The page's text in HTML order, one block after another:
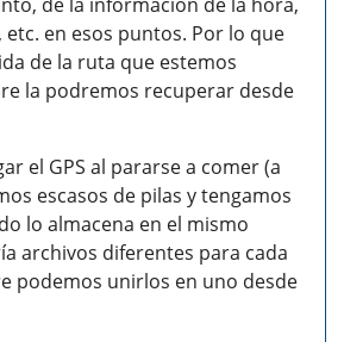
etc. en esos puntos. Por lo que
de la ruta que estemos
la podremos recuperar desde
el GPS al pararse a comer (a
escasos de pilas y tengamos
lo almacena en el mismo
archivos diferentes para cada
podemos unirlos en uno desde